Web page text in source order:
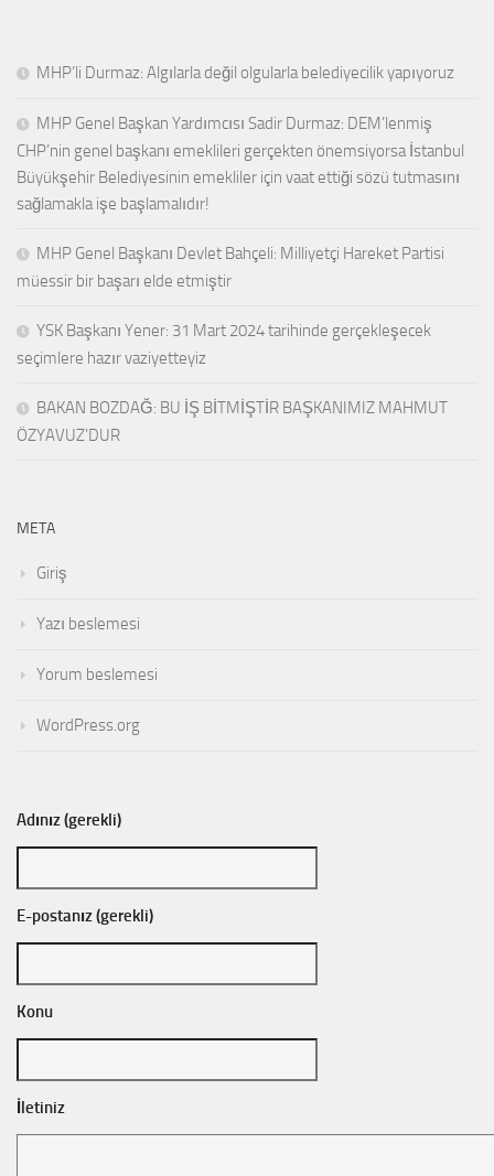
MHP’li Durmaz: Algılarla değil olgularla belediyecilik yapıyoruz
MHP Genel Başkan Yardımcısı Sadir Durmaz: DEM’lenmiş
CHP’nin genel başkanı emeklileri gerçekten önemsiyorsa İstanbul
Büyükşehir Belediyesinin emekliler için vaat ettiği sözü tutmasını
sağlamakla işe başlamalıdır!
MHP Genel Başkanı Devlet Bahçeli: Milliyetçi Hareket Partisi
müessir bir başarı elde etmiştir
YSK Başkanı Yener: 31 Mart 2024 tarihinde gerçekleşecek
seçimlere hazır vaziyetteyiz
BAKAN BOZDAĞ: BU İŞ BİTMİŞTİR BAŞKANIMIZ MAHMUT
ÖZYAVUZ’DUR
META
Giriş
Yazı beslemesi
Yorum beslemesi
WordPress.org
Adınız (gerekli)
E-postanız (gerekli)
Konu
İletiniz